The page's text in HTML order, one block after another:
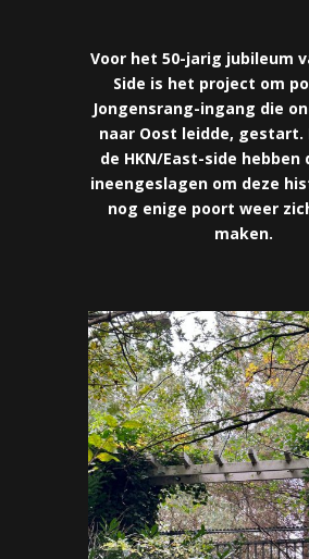
Voor het 50-jarig jubileum
Side is het project om
Jongensrang-ingang die
naar Oost leidde, gestart.
de HKN/East-side hebben
ineengeslagen om deze
nog enige poort weer
maken.